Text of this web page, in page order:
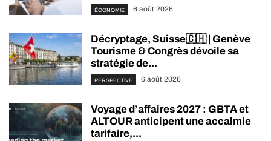
ÉCONOMIE 6 août 2026
Décryptage, Suisse🇨🇭 | Genève
Tourisme & Congrès dévoile sa
stratégie de...
PERSPECTIVE 6 août 2026
Voyage d’affaires 2027 : GBTA et
ALTOUR anticipent une accalmie
tarifaire,...